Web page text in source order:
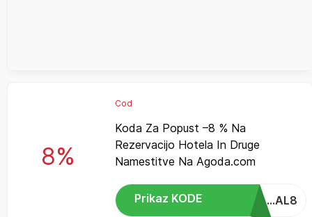
8%
Cod
Koda Za Popust –8 % Na
Rezervacijo Hotela In Druge
Namestitve Na Agoda.com
Prikaz KODE ...AL8